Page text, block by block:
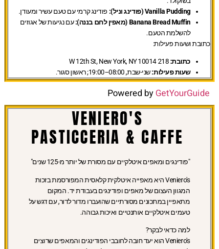
Vanilla Pudding (פודינג וניל):
פודינג קרמי עם טעם עשיר ומעודן.
Banana Bread Muffin (מאפין לחם בננה):
עם נגיעות של אגוזים
להשלמת הטעם.
כתובת ושעות פעילות:
כתובת:
שעות פעילות:שני-שבת, 08:00–19:00; ראשון סגור.
Powered byGetYourGuide
VENIERO'S
PASTICCERIA & CAFFE
"פודינגים ומאפים איטלקיים עם מסורת של יותר מ-125 שנים"
Veniero's היא מאפייה איטלקית קלאסית המפורסמת בזכות
המגוון העצום של מאפים ופודינגים בעבודת יד. המקום
מתאפיין במתכונים מסורתיים שהועברו מדור לדור, עם דגש על
טעמים איטלקיים אותנטיים ואיכות גבוהה.
למה כדאי לבקר?
Veniero's הוא יעד חובה לחובבי הפודינגים והמאפים שרוצים